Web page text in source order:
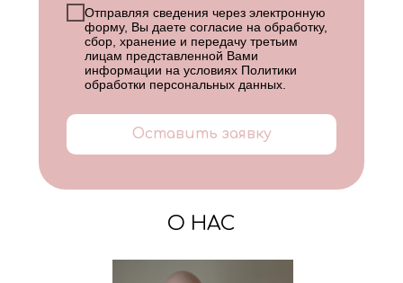
Отправляя сведения через электронную
форму, Вы даете согласие на обработку,
сбор, хранение и передачу третьим
лицам представленной Вами
информации на условиях Политики
обработки персональных данных
Оставить заявку
О НАС